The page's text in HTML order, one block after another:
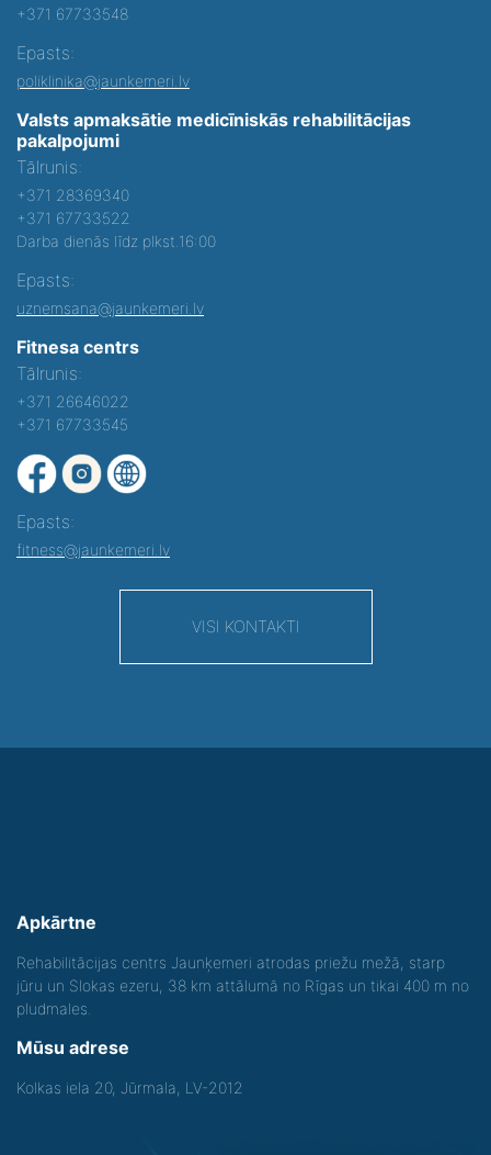
+371 67733548
Epasts:
poliklinika@jaunkemeri.lv
Valsts apmaksātie medicīniskās rehabilitācijas
pakalpojumi
Tālrunis:
+371 28369340
+371 67733522
Darba dienās līdz plkst.16:00
Epasts:
uznemsana@jaunkemeri.lv
Fitnesa centrs
Tālrunis:
+371 26646022
+371 67733545
Epasts:
fitness@jaunkemeri.lv
VISI KONTAKTI
Apkārtne
Rehabilitācijas centrs Jaunķemeri atrodas priežu mežā, starp
jūru un Slokas ezeru, 38 km attālumā no Rīgas un tikai 400 m no
pludmales.
Mūsu adrese
Kolkas iela 20, Jūrmala, LV-2012